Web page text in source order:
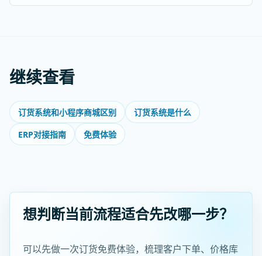
继续查看
订货系统和小程序商城区别
订货系统是什么
ERP对接指南
免费体验
想判断当前流程适合先改哪一步？
可以先做一次订货免费体验，梳理客户下单、价格库